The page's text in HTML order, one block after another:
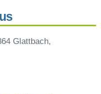
Glattbach,